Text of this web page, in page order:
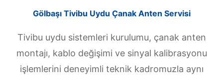
Gölbaşı Tivibu Uydu Çanak Anten Servisi
Tivibu uydu sistemleri kurulumu, çanak anten
montajı, kablo değişimi ve sinyal kalibrasyonu
işlemlerini deneyimli teknik kadromuzla aynı